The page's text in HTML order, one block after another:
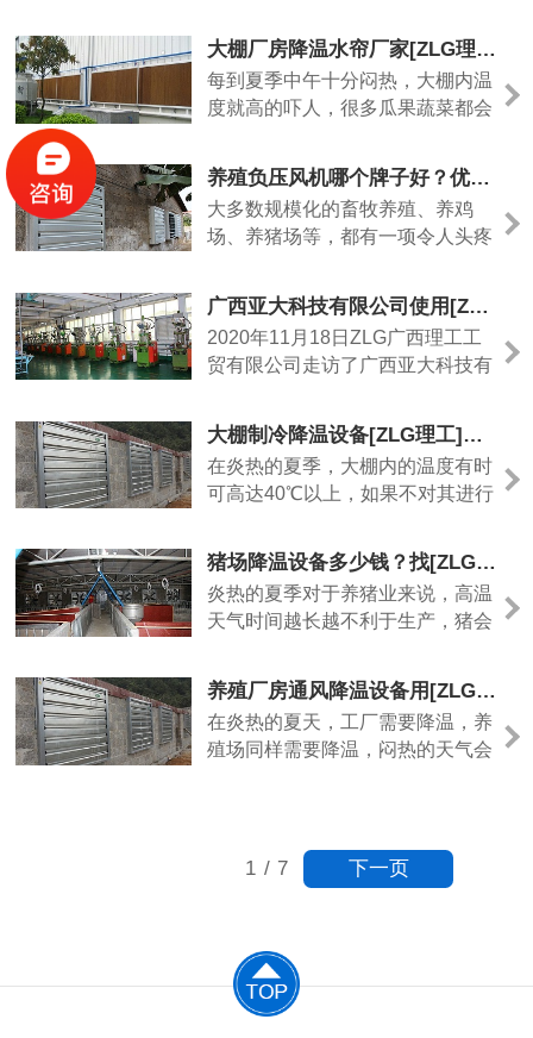
工生产的降温水帘在炎热的夏季，
降温效率达80%以上，优质湿......
要是家禽的粪便，尽管养殖户定期
清理，但是挥发出来的余热会滞留
在养殖场内，加上养殖场本身通风
并不怎么好，使得养殖场厂内愈发
疼的事，降温措施是否做到位是直
接影响到养殖场的收益，为防......
大棚厂房降温水帘厂家[ZLG理工]品牌厂家直销价格实惠
每到夏季中午十分闷热，大棚内温
度就高的吓人，很多瓜果蔬菜都会
植效益，如何降低棚内温度已经成
为棚户夏季关心的一个问题！为防
高温障碍，菜农朋友常采用遮阳的
方法来降低棚内的温度，所选用的
就给大家推荐一款大棚降温设备
——降温水帘，通过安装降温......
养殖负压风机哪个牌子好？优质推荐[ZLG理工]，放心选择有保障
大多数规模化的畜牧养殖、养鸡
场、养猪场等，都有一项令人头疼
题。今天小编整理了一种强制通风
方法——负压风机通风设备，但是
现在市场上的负压风机品质众多，
到底养殖负压风机哪个牌子好？小
牌子好？选ZLG理工品牌已经有
8000+客户好评反馈。通过负压风
机......
广西亚大科技有限公司使用[ZLG理工]玻璃钢负压风机品质一致得到客户好评
2020年11月18日ZLG广西理工工
贸有限公司走访了广西亚大科技有
天气还是很闷热，车间人员密集，
空气不流通的情况下，只开风扇是
很难换气的，所以车间室外温度35
度，室内可能就有37-40度不等
会下降，而使用玻璃钢负压风机就
完全可以解决这些闷热难题。
ZLG......
大棚制冷降温设备[ZLG理工]效果好，厂家直销
在炎热的夏季，大棚内的温度有时
可高达40℃以上，如果不对其进行
的影响。如何让大棚通风降温是人
们烦恼的问题？大棚制冷降温设备
哪里有卖，哪个品牌效果显著价格
经济实惠又使用方便。小编给大家
厂家直销。ZLG理工大棚制冷降温
设备—负压风机是利用空气对......
猪场降温设备多少钱？找[ZLG理工]大厂家能买到批发价
炎热的夏季对于养猪业来说，高温
天气时间越长越不利于生产，猪会
降，甚至还会导致猪生病，死亡率
上升，这对于养猪户来说的巨大的
损失，一般中小型规模的养猪场降
温设备采用更便捷有效的是使用风
理......
养殖厂房通风降温设备用[ZLG理工]风机水帘环境好、空气好
在炎热的夏天，工厂需要降温，养
殖场同样需要降温，闷热的天气会
损失，现在的养殖场都越来越规模
化了，也更注重养殖厂通风降温的
是能够改善环境，所以养殖......
1 / 7 下一页